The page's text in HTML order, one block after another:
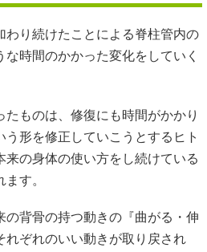
わり続けたことによる脊柱管内の
時間のかかった変化をしていく
ものは、修復にも時間がかかり
う形を修正していこうとするヒト
の身体の使い方をし続けている
す。
の背骨の持つ動きの『曲がる・伸
れぞれのいい動きが取り戻され